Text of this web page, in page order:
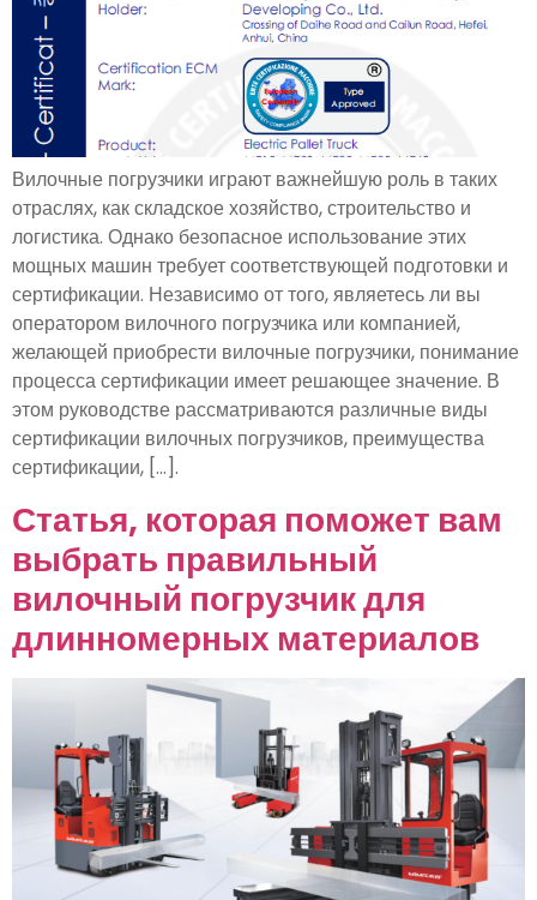
Вилочные погрузчики играют важнейшую роль в таких
отраслях, как складское хозяйство, строительство и
логистика. Однако безопасное использование этих
мощных машин требует соответствующей подготовки и
сертификации. Независимо от того, являетесь ли вы
оператором вилочного погрузчика или компанией,
желающей приобрести вилочные погрузчики, понимание
процесса сертификации имеет решающее значение. В
этом руководстве рассматриваются различные виды
сертификации вилочных погрузчиков, преимущества
сертификации, [...].
Статья, которая поможет вам
выбрать правильный
вилочный погрузчик для
длинномерных материалов